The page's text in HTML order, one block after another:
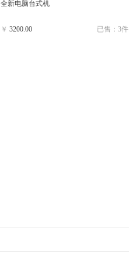
全新电脑台式机
￥ 3200.00 已售：3件